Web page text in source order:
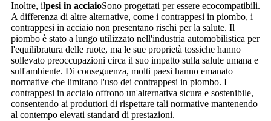
Inoltre, ilpesi in acciaioSono progettati per essere ecocompatibili.
A differenza di altre alternative, come i contrappesi in piombo, i
contrappesi in acciaio non presentano rischi per la salute. Il
piombo è stato a lungo utilizzato nell'industria automobilistica per
l'equilibratura delle ruote, ma le sue proprietà tossiche hanno
sollevato preoccupazioni circa il suo impatto sulla salute umana e
sull'ambiente. Di conseguenza, molti paesi hanno emanato
normative che limitano l'uso dei contrappesi in piombo. I
contrappesi in acciaio offrono un'alternativa sicura e sostenibile,
consentendo ai produttori di rispettare tali normative mantenendo
al contempo elevati standard di prestazioni.